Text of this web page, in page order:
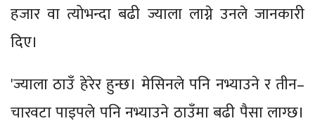
हजार वा त्योभन्दा बढी ज्याला लाग्ने उनले जानकारी
दिए।
'ज्याला ठाउँ हेरेर हुन्छ। मेसिनले पनि नभ्याउने र तीन–
चारवटा पाइपले पनि नभ्याउने ठाउँमा बढी पैसा लाग्छ।